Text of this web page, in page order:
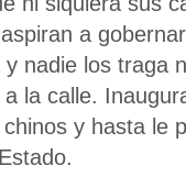
a
nadie los traga
la calle.
y hasta le